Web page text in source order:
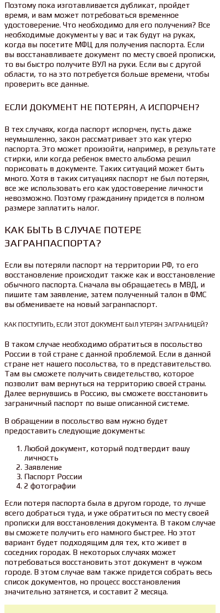
Поэтому пока изготавливается дубликат, пройдет
время, и вам может потребоваться временное
удостоверение. Что необходимо для его получения? Все
необходимые документы у вас и так будут на руках,
когда вы посетите МФЦ для получения паспорта. Если
вы восстанавливаете документ по месту своей прописки,
то вы быстро получите ВУЛ на руки. Если вы с другой
области, то на это потребуется больше времени, чтобы
проверить все данные.
ЕСЛИ ДОКУМЕНТ НЕ ПОТЕРЯН, А ИСПОРЧЕН?
В тех случаях, когда паспорт испорчен, пусть даже
неумышленно, закон рассматривает это как утерю
паспорта. Это может произойти, например, в результате
стирки, или когда ребенок вместо альбома решил
порисовать в документе. Таких ситуаций может быть
много. Хотя в таких ситуациях паспорт не был потерян,
все же использовать его как удостоверение личности
невозможно. Поэтому гражданину придется в полном
размере заплатить налог.
КАК БЫТЬ В СЛУЧАЕ ПОТЕРЕ
ЗАГРАНПАСПОРТА?
Если вы потеряли паспорт на территории РФ, то его
восстановление происходит также как и восстановление
обычного паспорта. Сначала вы обращаетесь в МВД, и
пишите там заявление, затем полученный талон в ФМС
вы обмениваете на новый загранпаспорт.
КАК ПОСТУПИТЬ, ЕСЛИ ЭТОТ ДОКУМЕНТ БЫЛ УТЕРЯН ЗАГРАНИЦЕЙ?
В таком случае необходимо обратиться в посольство
России в той стране с данной проблемой. Если в данной
стране нет нашего посольства, то в представительство.
Там вы сможете получить свидетельство, которое
позволит вам вернуться на территорию своей страны.
Далее вернувшись в Россию, вы сможете восстановить
заграничный паспорт по выше описанной системе.
В обращении в посольство вам нужно будет
предоставить следующие документы:
Любой документ, который подтвердит вашу
личность
Заявление
Паспорт России
2 фотографии
Если потеря паспорта была в другом городе, то лучше
всего добраться туда, и уже обратиться по месту своей
прописки для восстановления документа. В таком случае
вы сможете получить его намного быстрее. Но этот
вариант будет подходящим для тех, кто живет в
соседних городах. В некоторых случаях может
потребоваться восстановить этот документ в чужом
городе. В этом случае вам также придется собрать весь
список документов, но процесс восстановления
значительно затянется, и составит 2 месяца.